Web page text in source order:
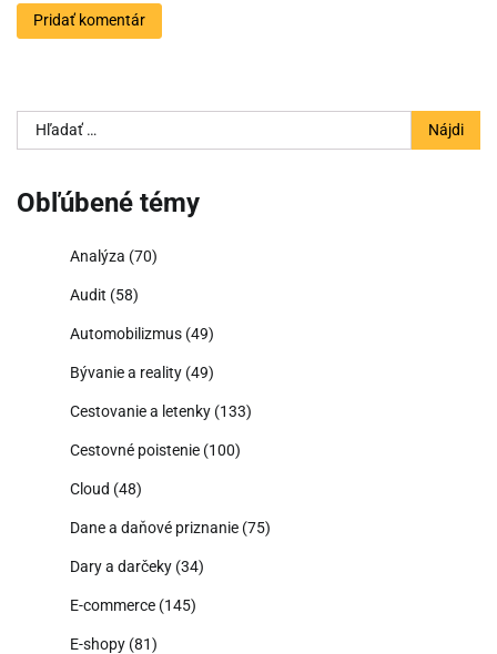
Hľadať:
Obľúbené témy
Analýza (70)
Audit (58)
Automobilizmus (49)
Bývanie a reality (49)
Cestovanie a letenky (133)
Cestovné poistenie (100)
Cloud (48)
Dane a daňové priznanie (75)
Dary a darčeky (34)
E-commerce (145)
E-shopy (81)